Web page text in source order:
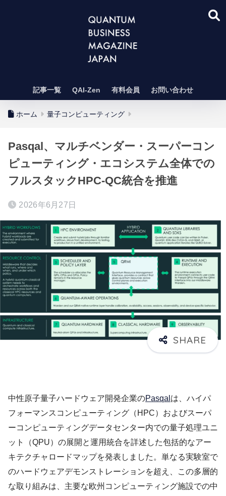
記事一覧 QAI-Zen 有料会員 お問い合わせ
ホーム 量子コンピューティング
Pasqal、マルチベンダー・スーパーコン
ピューティング・エコシステム全体での
フルスタックHPC-QC統合を推進
2026年6月27日
中性原子量子ハードウェア開発企業のPasqal は、ハイパ
フォーマンスコンピューティング（HPC）およびスーパ
ーコンピューティングデータセンター内での量子処理ユニ
ット（QPU）の展開と運用統合を詳述した包括的なアー
キテクチャロードマップを発表しました。単なる実験室で
のハードウェアデモンストレーションを超え、この多層的
な取り組みは、主要な欧州コンピューティング施設での中